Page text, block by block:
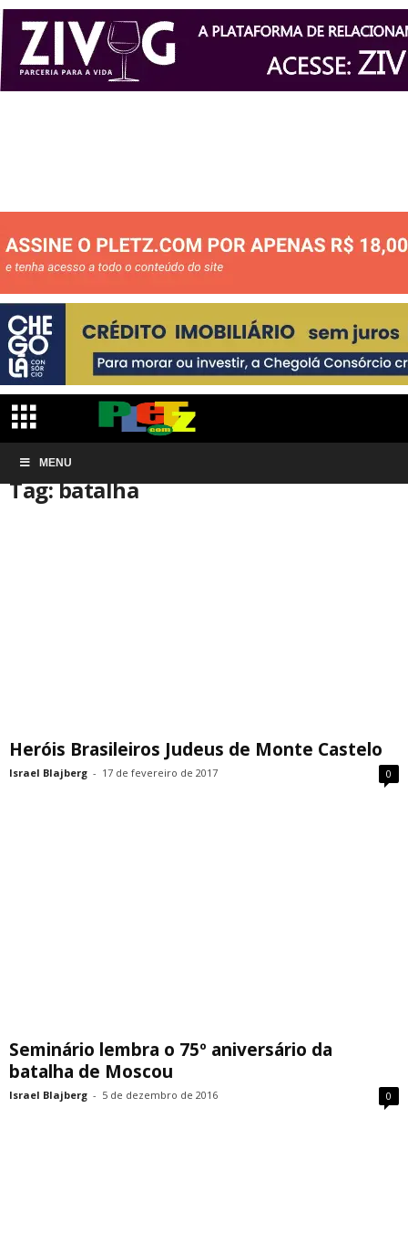
MENU
Início Tags
Tag: batalha
Heróis Brasileiros Judeus de Monte Castelo
Israel Blajberg - 17 de fevereiro de 2017 0
Seminário lembra o 75º aniversário da
batalha de Moscou
Israel Blajberg - 5 de dezembro de 2016 0